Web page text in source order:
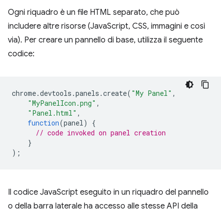
Ogni riquadro è un file HTML separato, che può
includere altre risorse (JavaScript, CSS, immagini e così
via). Per creare un pannello di base, utilizza il seguente
codice:
chrome.devtools .panels .create( "My Panel" ,
"MyPanelIcon.png" ,
"Panel.html" ,
function(panel)
{
// code invoked on panel creation
}
);
Il codice JavaScript eseguito in un riquadro del pannello
o della barra laterale ha accesso alle stesse API della